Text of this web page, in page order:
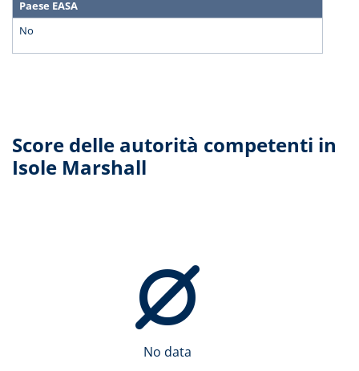
Paese EASA
No
Score delle autorità competenti in
Isole Marshall
No data